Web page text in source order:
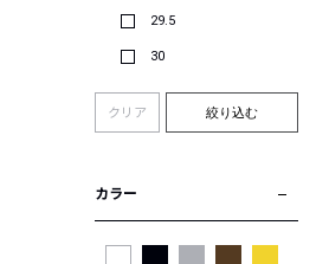
29.5
30
クリア 絞り込む
カラー